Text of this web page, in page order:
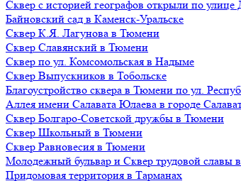
Сквер с историей географов открыли по
Байновский сад в Каменск-Уральске
Сквер К.Я. Лагунова в Тюмени
Сквер Славянский в Тюмени
Сквер по ул. Комсомольская в Надыме
Сквер Выпускников в Тобольске
Благоустройство сквера в Тюмени по ул.
Аллея имени Салавата Юлаева в городе
Сквер Болгаро-Советской дружбы в Тюмени
Сквер Школьный в Тюмени
Сквер Равновесия в Тюмени
Молодежный бульвар и Сквер трудовой славы
Придомовая территория в Тарманах